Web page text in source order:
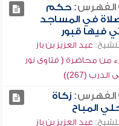
الفهرس:حكم
في المساجد
فيها قبور
للشيخ: عبد العزيز بن باز
من محاضرة ( فتاوى نور
الدرب (267))
الفهرس:زكاة
المباح
للشيخ: عبد العزيز بن باز